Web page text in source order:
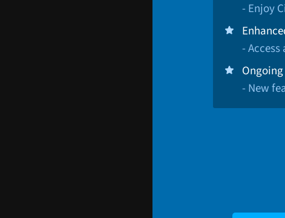
- Enjoy
-
- New